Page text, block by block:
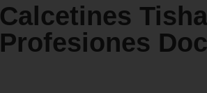
Calcetines
Profesiones